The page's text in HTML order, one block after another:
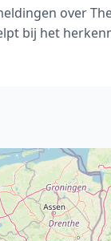
over
bij het